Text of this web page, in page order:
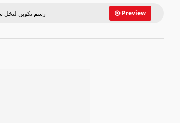
Preview رسم تكوين لنخل